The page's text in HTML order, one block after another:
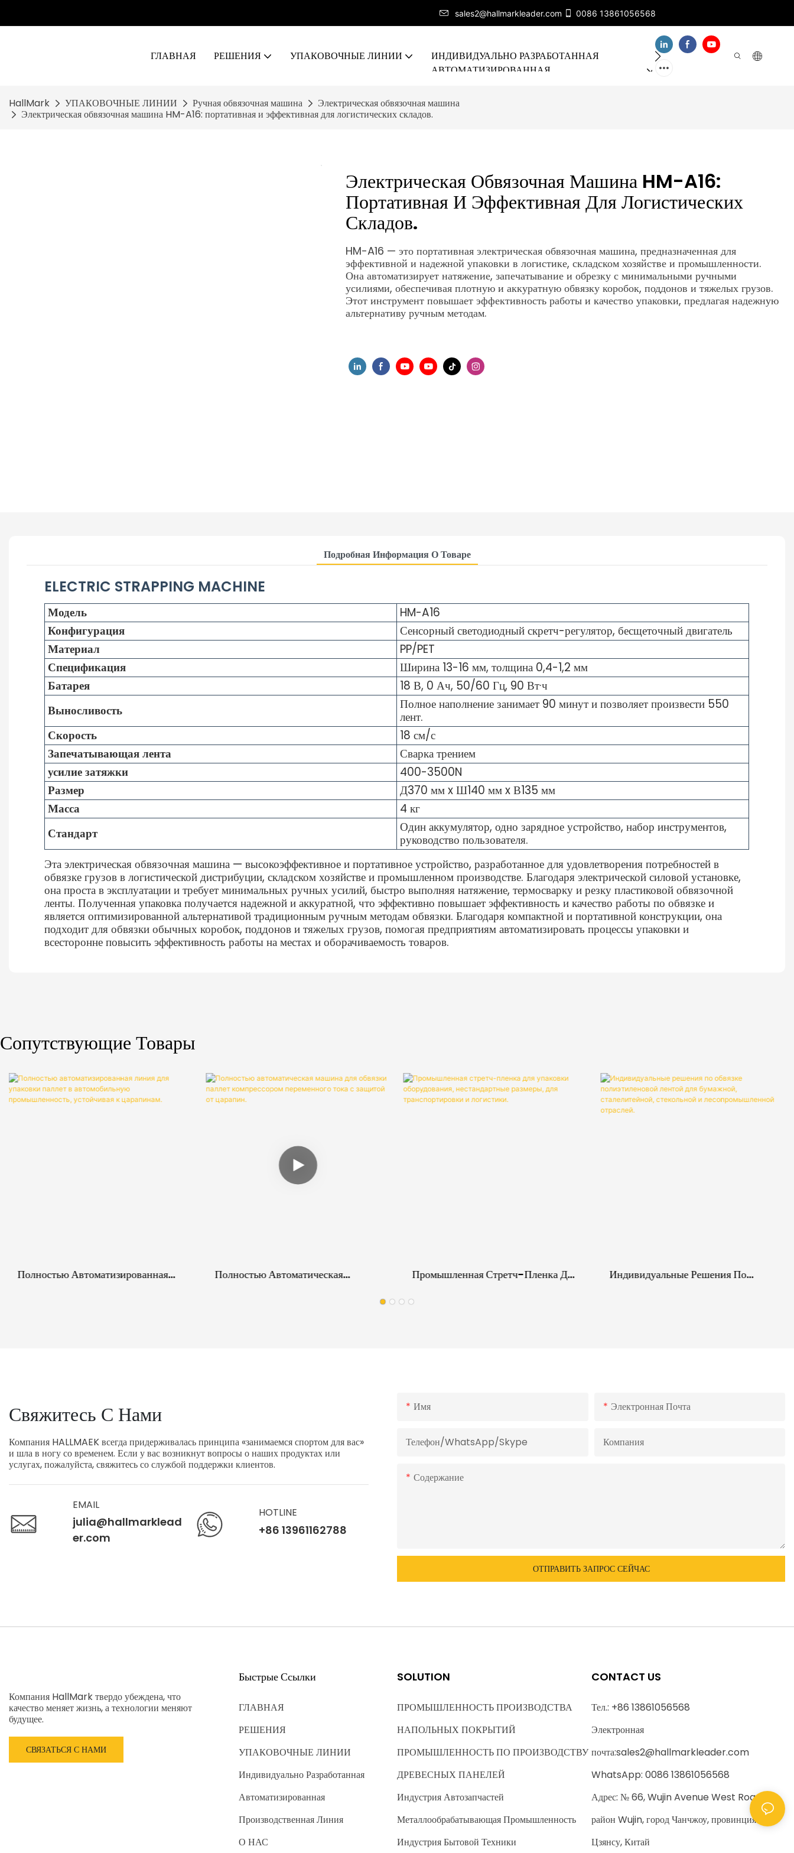
sales2@hallmarkleader.com 0086 13861056568
ГЛАВНАЯ РЕШЕНИЯ УПАКОВОЧНЫЕ ЛИНИИ
ИНДИВИДУАЛЬНО РАЗРАБОТАННАЯ
АВТОМАТИЗИРОВАННАЯ
О НАС БАНДА
HallMark УПАКОВОЧНЫЕ ЛИНИИ Ручная обвязочная машина
Электрическая обвязочная машина
Электрическая обвязочная машина HM-A16: портативная и эффективная для логистических складов.
Электрическая Обвязочная Машина HM-A16:
Портативная И Эффективная Для Логистических
Складов.
HM-A16 — это портативная электрическая обвязочная машина, предназначенная для
эффективной и надежной упаковки в логистике, складском хозяйстве и промышленности.
Она автоматизирует натяжение, запечатывание и обрезку с минимальными ручными
усилиями, обеспечивая плотную и аккуратную обвязку коробок, поддонов и тяжелых грузов.
Этот инструмент повышает эффективность работы и качество упаковки, предлагая надежную
альтернативу ручным методам.
Подробная Информация О Товаре
ELECTRIC STRAPPING MACHINE
Модель
HM-A16
Конфигурация
Сенсорный светодиодный скретч-регулятор, бесщеточный двигатель
Материал
PP/PET
Спецификация
Ширина 13-16 мм, толщина 0,4-1,2 мм
Батарея
18 В, 0 Ач, 50/60 Гц, 90 Вт·ч
Выносливость
Полное наполнение занимает 90 минут и позволяет произвести 550
лент.
Скорость
18 см/с
Запечатывающая лента
Сварка трением
усилие затяжки
400-3500N
Размер
Д370 мм x Ш140 мм x В135 мм
Масса
4 кг
Стандарт
Один аккумулятор, одно зарядное устройство, набор инструментов,
руководство пользователя.
Эта электрическая обвязочная машина — высокоэффективное и портативное устройство, разработанное для удовлетворения потребностей в
обвязке грузов в логистической дистрибуции, складском хозяйстве и промышленном производстве. Благодаря электрической силовой установке,
она проста в эксплуатации и требует минимальных ручных усилий, быстро выполняя натяжение, термосварку и резку пластиковой обвязочной
ленты. Полученная упаковка получается надежной и аккуратной, что эффективно повышает эффективность и качество работы по обвязке и
является оптимизированной альтернативой традиционным ручным методам обвязки. Благодаря компактной и портативной конструкции, она
подходит для обвязки обычных коробок, поддонов и тяжелых грузов, помогая предприятиям автоматизировать процессы упаковки и
всесторонне повысить эффективность работы на местах и ​​оборачиваемость товаров.
Сопутствующие Товары
Полностью Автоматизированная
Полностью Автоматическая
Промышленная Стретч-Пленка Для
Нестандартные Размеры, Для
Индивидуальные Решения По
Свяжитесь С Нами
Компания HALLMAEK всегда придерживалась принципа «занимаемся спортом для вас»
и шла в ногу со временем. Если у вас возникнут вопросы о наших продуктах или
услугах, пожалуйста, свяжитесь со службой поддержки клиентов.
EMAIL
julia@hallmarklead
er.com
HOTLINE
+86 13961162788
Имя Электронная Почта
Телефон/WhatsApp/Skype Компания
Содержание
ОТПРАВИТЬ ЗАПРОС СЕЙЧАС
Компания HallMark твердо убеждена, что
качество меняет жизнь, а технологии меняют
будущее.
СВЯЗАТЬСЯ С НАМИ
Быстрые Ссылки
ГЛАВНАЯ
РЕШЕНИЯ
УПАКОВОЧНЫЕ ЛИНИИ
Индивидуально Разработанная
Автоматизированная
Производственная Линия
О НАС
SOLUTION
ПРОМЫШЛЕННОСТЬ ПРОИЗВОДСТВА
НАПОЛЬНЫХ ПОКРЫТИЙ
ПРОМЫШЛЕННОСТЬ ПО ПРОИЗВОДСТВУ
ДРЕВЕСНЫХ ПАНЕЛЕЙ
Индустрия Автозапчастей
Металлообрабатывающая Промышленность
Индустрия Бытовой Техники
CONTACT US
Тел.: +86 13861056568
Электронная
почта:sales2@hallmarkleader.com
WhatsApp: 0086 13861056568
Адрес: № 66, Wujin Avenue West Road,
район Wujin, город Чанчжоу, провинция
Цзянсу, Китай